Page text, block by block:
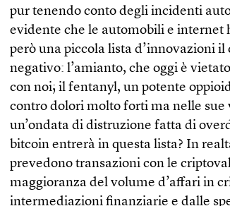
pur tenendo conto degli incidenti
evidente che le automobili e internet
però una piccola lista d’innovazioni
negativo: l’amianto, che oggi è
con noi; il fentanyl, un potente
contro dolori molto forti ma nelle
un’ondata di distruzione fatta di
bitcoin entrerà in questa lista? In
prevedono transazioni con le
maggioranza del volume d’affari in
intermediazioni finanziarie e dalle